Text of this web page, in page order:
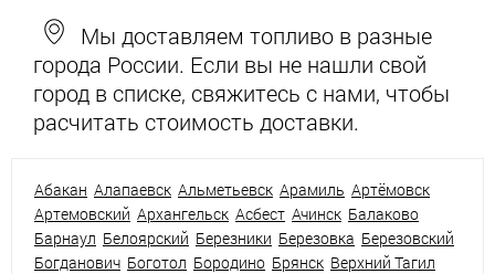
Мы доставляем топливо в разные
города России. Если вы не нашли свой
город в списке, свяжитесь с нами, чтобы
расчитать стоимость доставки.
Абакан Алапаевск Альметьевск Арамиль Артёмовск
Артемовский Архангельск Асбест Ачинск Балаково
Барнаул Белоярский Березники Березовка Березовский
Богданович Боготол Бородино Брянск Верхний Тагил